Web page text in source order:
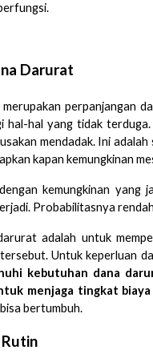
Darurat
perpanjangan
hal-hal yang tidak
mendadak. Ini
kapan kemungkinan
kemungkinan yang
Probabilitasnya
adalah untuk
Untuk keperluan
kebutuhan dana
menjaga tingkat biaya
bertumbuh.